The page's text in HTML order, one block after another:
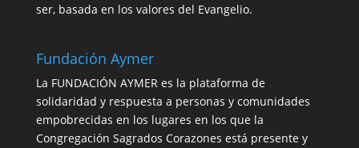
ser, basada en los valores del Evangelio.
Fundación Aymer
La FUNDACIÓN AYMER es la plataforma de
solidaridad y respuesta a personas y comunidades
empobrecidas en los lugares en los que la
Congregación Sagrados Corazones está presente y